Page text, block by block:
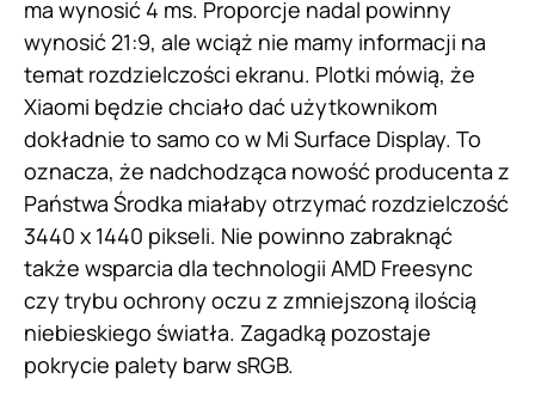
ma wynosić 4 ms. Proporcje nadal powinny
wynosić 21:9, ale wciąż nie mamy informacji na
temat rozdzielczości ekranu. Plotki mówią, że
Xiaomi będzie chciało dać użytkownikom
dokładnie to samo co w Mi Surface Display. To
oznacza, że nadchodząca nowość producenta z
Państwa Środka miałaby otrzymać rozdzielczość
3440 x 1440 pikseli. Nie powinno zabraknąć
także wsparcia dla technologii AMD Freesync
czy trybu ochrony oczu z zmniejszoną ilością
niebieskiego światła. Zagadką pozostaje
pokrycie palety barw sRGB.